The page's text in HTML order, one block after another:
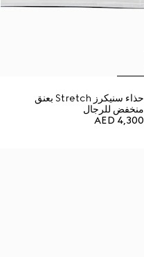
حذاء سنيكرز Stretch بعنق
منخفض للرجال
AED 4,300